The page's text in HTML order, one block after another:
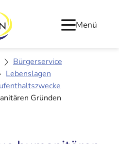
Menü
Bürgerservice
Lebenslagen
Gründen